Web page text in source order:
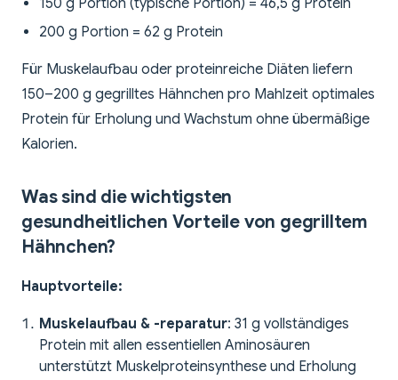
150 g Portion (typische Portion) = 46,5 g Protein
200 g Portion = 62 g Protein
Für Muskelaufbau oder proteinreiche Diäten liefern
150–200 g gegrilltes Hähnchen pro Mahlzeit optimales
Protein für Erholung und Wachstum ohne übermäßige
Kalorien.
Was sind die wichtigsten
gesundheitlichen Vorteile von gegrilltem
Hähnchen?
Hauptvorteile:
Muskelaufbau & -reparatur: 31 g vollständiges
Protein mit allen essentiellen Aminosäuren
unterstützt Muskelproteinsynthese und Erholung